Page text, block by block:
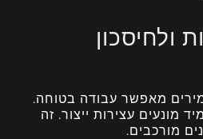
ולחיסכון
מאפשר עבודה בטוחה.
מונעים עצירות ייצור. זה
מורכבים.